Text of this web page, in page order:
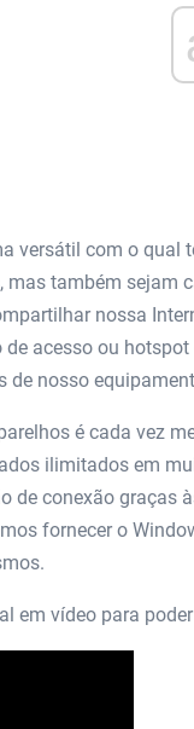
versátil com o
também sejam
nossa
acesso ou
de nosso
é cada vez
ilimitados em
de conexão graças
fornecer o
em vídeo para